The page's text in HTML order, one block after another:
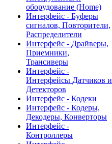
оборудование (Home)
Интерфейс - Буферы
сигналов, Повторители,
Распределители
Интерфейс - Драйверы,
Приемники,
Трансиверы
Интерфейс -
Интерфейсы Датчиков и
Детекторов
Интерфейс - Кодеки
Интерфейс - Кодеры,
Декодеры, Конверторы
Интерфейс -
Контроллеры